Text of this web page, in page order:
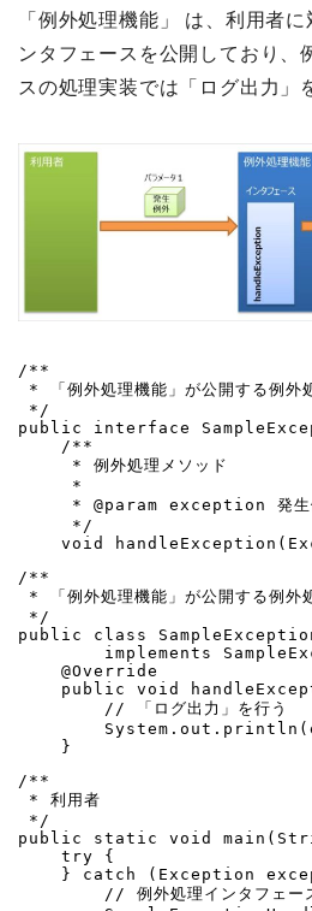
「例外処理機能」 は、利用者
ンタフェースを公開しており、
スの処理実装では「ログ出力」
/**
* 「例外処理機能」が公開する例外
*/
public interface
    /**
     * 例外処理メソッド
     *
* @param exception 発生
     */
void
/**
* 「例外処理機能」が公開する例外
*/
public class
implements
    @Override
public void
        // 「ログ出力」を行う
    }
/**
* 利用者
*/
public static void
    try {
} catch (Exception
// 例外処理インタフェー